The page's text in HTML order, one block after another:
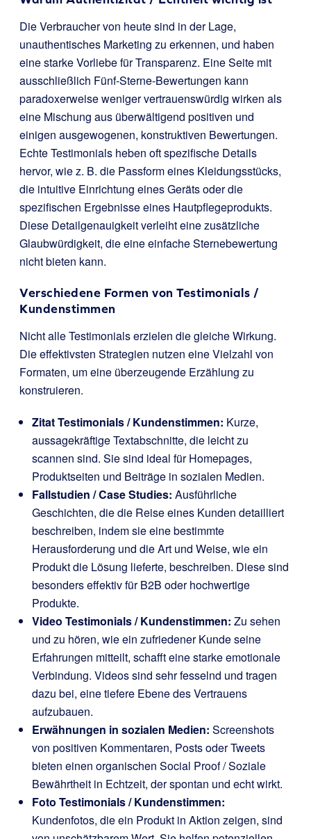
Die Verbraucher von heute sind in der Lage,
unauthentisches Marketing zu erkennen, und haben
eine starke Vorliebe für Transparenz. Eine Seite mit
ausschließlich Fünf-Sterne-Bewertungen kann
paradoxerweise weniger vertrauenswürdig wirken als
eine Mischung aus überwältigend positiven und
einigen ausgewogenen, konstruktiven Bewertungen.
Echte Testimonials heben oft spezifische Details
hervor, wie z. B. die Passform eines Kleidungsstücks,
die intuitive Einrichtung eines Geräts oder die
spezifischen Ergebnisse eines Hautpflegeprodukts.
Diese Detailgenauigkeit verleiht eine zusätzliche
Glaubwürdigkeit, die eine einfache Sternebewertung
nicht bieten kann.
Verschiedene Formen von Testimonials /
Kundenstimmen
Nicht alle Testimonials erzielen die gleiche Wirkung.
Die effektivsten Strategien nutzen eine Vielzahl von
Formaten, um eine überzeugende Erzählung zu
konstruieren.
Zitat Testimonials / Kundenstimmen: Kurze,
aussagekräftige Textabschnitte, die leicht zu
scannen sind. Sie sind ideal für Homepages,
Produktseiten und Beiträge in sozialen Medien.
Fallstudien / Case Studies: Ausführliche
Geschichten, die die Reise eines Kunden detailliert
beschreiben, indem sie eine bestimmte
Herausforderung und die Art und Weise, wie ein
Produkt die Lösung lieferte, beschreiben. Diese sind
besonders effektiv für B2B oder hochwertige
Produkte.
Video Testimonials / Kundenstimmen: Zu sehen
und zu hören, wie ein zufriedener Kunde seine
Erfahrungen mitteilt, schafft eine starke emotionale
Verbindung. Videos sind sehr fesselnd und tragen
dazu bei, eine tiefere Ebene des Vertrauens
aufzubauen.
Erwähnungen in sozialen Medien: Screenshots
von positiven Kommentaren, Posts oder Tweets
bieten einen organischen Social Proof / Soziale
Bewährtheit in Echtzeit, der spontan und echt wirkt.
Foto Testimonials / Kundenstimmen:
Kundenfotos, die ein Produkt in Aktion zeigen, sind